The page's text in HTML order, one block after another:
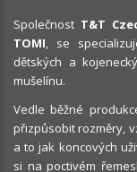
Společnost T&T
TOMI, se
dětských a
mušelínu.
Vedle běžné
přizpůsobit rozměry,
a to jak koncových
si na poctivém